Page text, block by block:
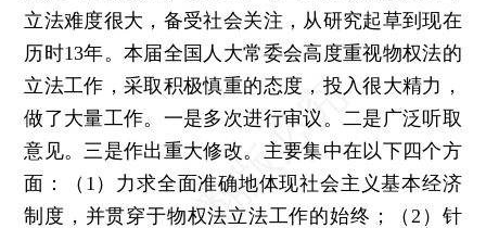
立法难度很大，备受社会关注，从研究起草到现在
历时13年。本届全国人大常委会高度重视物权法的
立法工作，采取积极慎重的态度，投入很大精力，
做了大量工作。一是多次进行审议。二是广泛听取
意见。三是作出重大修改。主要集中在以下四个方
面：（1）力求全面准确地体现社会主义基本经济
制度，并贯穿于物权法立法工作的始终；（2）针